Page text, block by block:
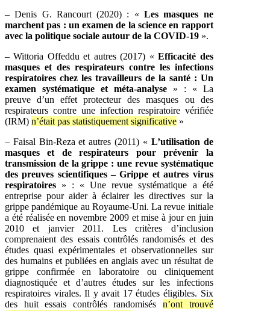
– Denis G. Rancourt (2020) : «Les masques ne
marchent pas : un examen de la science en rapport
avec la politique sociale autour de la COVID-19 ».
– Wittoria Offeddu et autres (2017) «Efficacité des
masques et des respirateurs contre les infections
respiratoires chez les travailleurs de la santé : Un
examen systématique et méta-analyse » : « La
preuve d’un effet protecteur des masques ou des
respirateurs contre une infection respiratoire vérifiée
(IRM) n’était pas statistiquement significative »
– Faisal Bin-Reza et autres (2011) « L’utilisation de
masques et de respirateurs pour prévenir la
transmission de la grippe : une revue systématique
des preuves scientifiques – Grippe et autres virus
respiratoires » : « Une revue systématique a été
entreprise pour aider à éclairer les directives sur la
grippe pandémique au Royaume-Uni. La revue initiale
a été réalisée en novembre 2009 et mise à jour en juin
2010 et janvier 2011. Les critères d’inclusion
comprenaient des essais contrôlés randomisés et des
études quasi expérimentales et observationnelles sur
des humains et publiées en anglais avec un résultat de
grippe confirmée en laboratoire ou cliniquement
diagnostiquée et d’autres études sur les infections
respiratoires virales. Il y avait 17 études éligibles. Six
des huit essais contrôlés randomisés n’ont trouvé